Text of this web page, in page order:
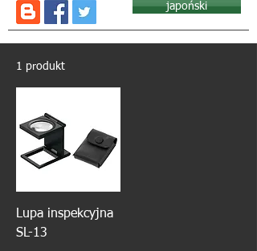
japoński
1 produkt
Lupa inspekcyjna
SL-13